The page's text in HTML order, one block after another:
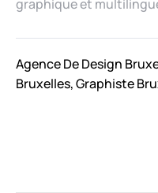
graphique et
Agence De Design
Bruxelles,Graphiste